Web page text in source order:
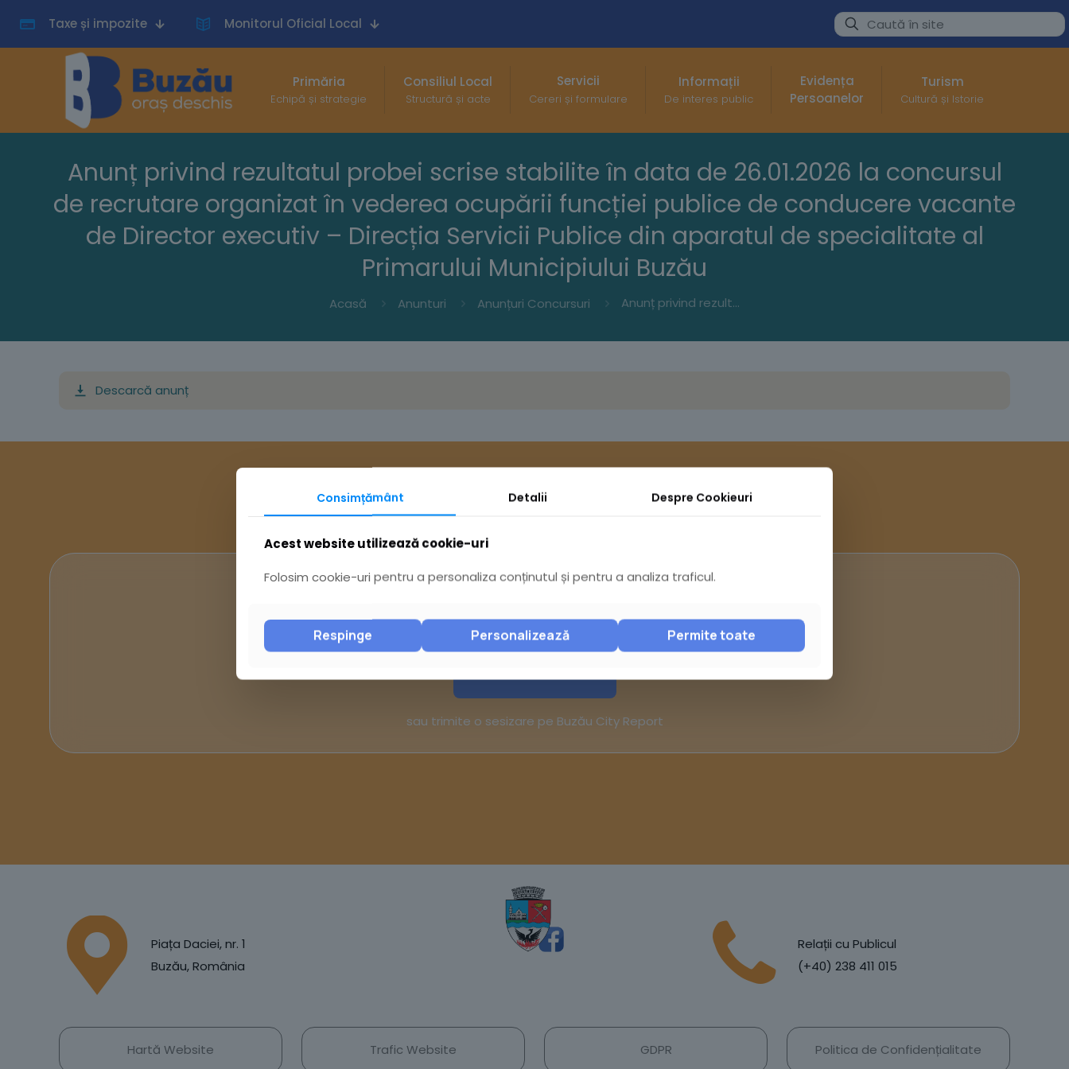
Taxe și impozite Monitorul Oficial Local
Primăria
Echipă și strategie
Consiliul Local
Structură și acte
Servicii
Cereri și formulare
Informații
De interes public
Evidența
Persoanelor
Turism
Cultură și Istorie
Anunț privind rezultatul probei scrise stabilite în data de 26.01.2026 la concursul
de recrutare organizat în vederea ocupării funcției publice de conducere vacante
de Director executiv – Direcția Servicii Publice din aparatul de specialitate al
Primarului Municipiului Buzău
Acasă Anunturi Anunțuri Concursuri Anunț privind rezultatul probei scrise stabilite în data de 26.01.2026 la concursul de recrutare organizat în vederea ocupării funcției publice de conducere vacante de Director executiv – Direcția Servicii Publice din aparatul de specialitate al Primarului Municipiului Buzău
Descarcă anunț
Ai întrebări? Accesează
sau trimite o sesizare pe Buzău City Report
Piața Daciei, nr. 1
Buzău, România
Relații cu Publicul
(+40) 238 411 015
Hartă Website Trafic Website GDPR Politica de Confidențialitate
Consimțământ Detalii Despre Cookieuri
Acest website utilizează cookie-uri
Folosim cookie-uri pentru a personaliza conținutul și pentru a analiza traficul.
Respinge Personalizează Permite toate